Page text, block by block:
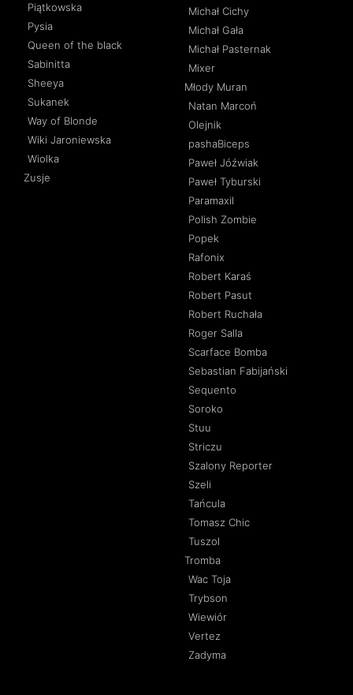
Piątkowska
Pysia
Queen of the black
Sabinitta
Sheeya
Sukanek
Way of Blonde
Wiki Jaroniewska
Wiolka
Zusje
Michał Cichy
Michał Gała
Michał Pasternak
Mixer
Młody Muran
Natan Marcoń
Olejnik
pashaBiceps
Paweł Jóźwiak
Paweł Tyburski
Paramaxil
Polish Zombie
Popek
Rafonix
Robert Karaś
Robert Pasut
Robert Ruchała
Roger Salla
Scarface Bomba
Sebastian Fabijański
Sequento
Soroko
Stuu
Striczu
Szalony Reporter
Szeli
Tańcula
Tomasz Chic
Tuszol
Tromba
Wac Toja
Trybson
Wiewiór
Vertez
Zadyma